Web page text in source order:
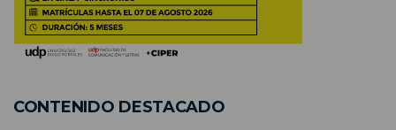
CONTENIDO DESTACADO